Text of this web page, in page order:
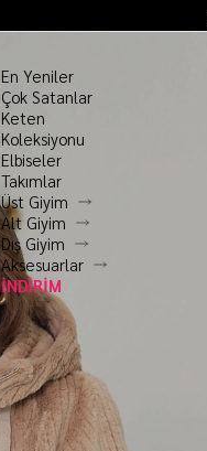
En Yeniler
Çok Satanlar
Keten
Koleksiyonu
Elbiseler
Takımlar
Üst Giyim
Alt Giyim
Dış Giyim
Aksesuarlar
İNDİRİM